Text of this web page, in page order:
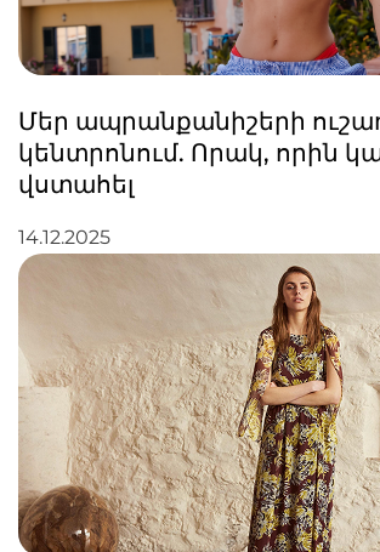
Մեր ապրանքանիշերի
կենտրոնում. Որակ, որին
վստահել
14.12.2025